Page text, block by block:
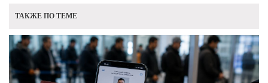
ТАКЖЕ ПО ТЕМЕ